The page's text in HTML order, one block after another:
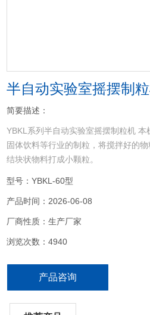
半自动实验室摇摆制
简要描述：
YBKL系列半自动实验室摇摆制粒机 本
固体饮料等行业的制粒，将搅拌好的
结块状物料打成小颗粒。
型号：YBKL-60型
产品时间：2026-06-08
厂商性质：生产厂家
浏览次数：4940
产品咨询